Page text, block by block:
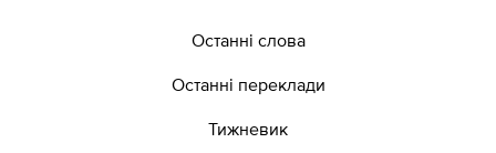
Останні слова
Останні переклади
Тижневик